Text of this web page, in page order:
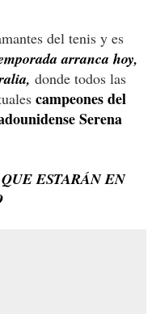
del tenis y es
arranca hoy,
donde todos las
campeones del
Serena
ESTARÁN EN